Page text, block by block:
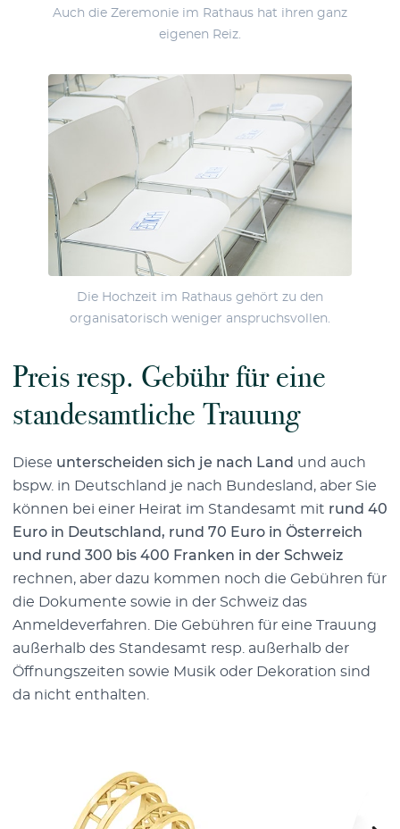
Auch die Zeremonie im Rathaus hat ihren ganz
eigenen Reiz.
Die Hochzeit im Rathaus gehört zu den
organisatorisch weniger anspruchsvollen.
Preis resp. Gebühr für eine
standesamtliche Trauung
Diese unterscheiden sich je nach Land und auch
bspw. in Deutschland je nach Bundesland, aber Sie
können bei einer Heirat im Standesamt mit rund 40
Euro in Deutschland, rund 70 Euro in Österreich
und rund 300 bis 400 Franken in der Schweiz
rechnen, aber dazu kommen noch die Gebühren für
die Dokumente sowie in der Schweiz das
Anmeldeverfahren. Die Gebühren für eine Trauung
außerhalb des Standesamt resp. außerhalb der
Öffnungszeiten sowie Musik oder Dekoration sind
da nicht enthalten.